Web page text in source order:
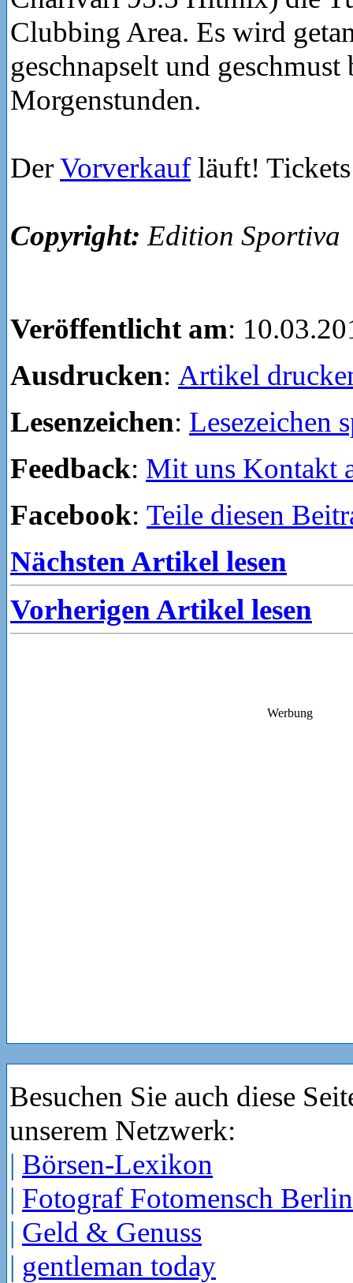
Clubbing Area. Es wird
geschnapselt und
Morgenstunden.
DerVorverkaufläuft! Tickets
Copyright: Edition Sportiva
Veröffentlicht am:
Ausdrucken: Artikel
Lesenzeichen: Lesezeichen
Feedback: Mit uns Kontakt
Facebook: Teile diesen
Nächsten Artikel lesen
Vorherigen Artikel lesen
Werbung
Besuchen Sie auch diese
unserem Netzwerk:
| Börsen-Lexikon
| Fotograf Fotomensch Berlin
| Geld & Genuss
| gentleman today